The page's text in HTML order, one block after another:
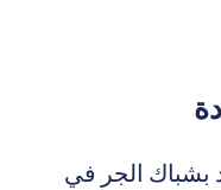
الجر في